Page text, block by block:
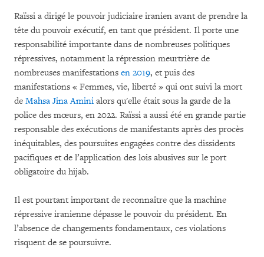
Raïssi a dirigé le pouvoir judiciaire iranien avant de prendre la
tête du pouvoir exécutif, en tant que président. Il porte une
responsabilité importante dans de nombreuses politiques
répressives, notamment la répression meurtrière de
nombreuses manifestations en 2019, et puis des
manifestations « Femmes, vie, liberté » qui ont suivi la mort
de Mahsa Jina Amini alors qu'elle était sous la garde de la
police des mœurs, en 2022. Raïssi a aussi été en grande partie
responsable des exécutions de manifestants après des procès
inéquitables, des poursuites engagées contre des dissidents
pacifiques et de l’application des lois abusives sur le port
obligatoire du hijab.
Il est pourtant important de reconnaître que la machine
répressive iranienne dépasse le pouvoir du président. En
l’absence de changements fondamentaux, ces violations
risquent de se poursuivre.